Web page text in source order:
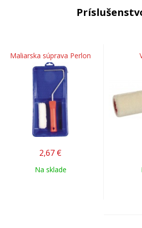
Maliarska súprava Perlon
2,67 €
Na sklade